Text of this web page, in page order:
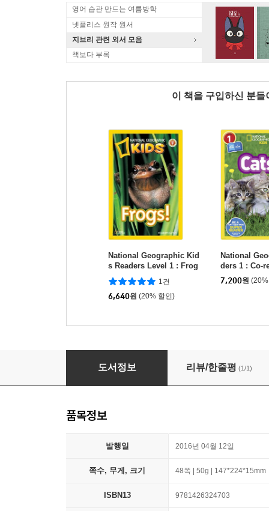
영어 습관 만드는 여름방학
넷플리스 원작 원서
지브리 관련 외서 모음
책보다 부록
이 책을 구입하신 분
National Geographic Kid
s Readers Level 1 : Frog
s!
1건
6,640원 (20% 할인)
National
ders 1 : Co-
s
7,200원
National Geographic Kids Readers Level 1 :
도서정보 리뷰/한줄평 (1/1)
품목정보
발행일 2016년 04월 12일
쪽수, 무게, 크기 48쪽 | 50g | 147*224*15mm
ISBN13 9781426324703